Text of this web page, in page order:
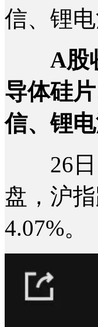
信、锂
A股
导体硅
信、锂
26日
盘，沪
4.07%。